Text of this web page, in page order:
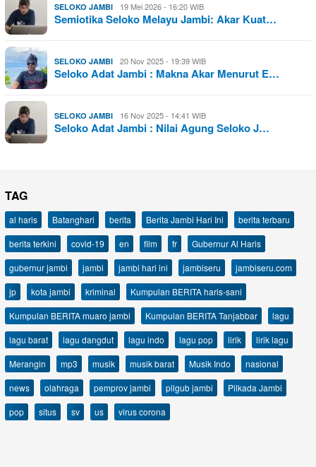
SELOKO JAMBI 19 Mei 2026 - 16:20 WIB
Semiotika Seloko Melayu Jambi: Akar Kuat…
SELOKO JAMBI 20 Nov 2025 - 19:39 WIB
Seloko Adat Jambi : Makna Akar Menurut E…
SELOKO JAMBI 16 Nov 2025 - 14:41 WIB
Seloko Adat Jambi : Nilai Agung Seloko J…
TAG
al haris Batanghari berita Berita Jambi Hari Ini
berita terbaru
berita terkini
covid-19 en film fr
Gubernur Al Haris
gubernur jambi
jambi jambi hari ini jambiseru
jambiseru.com
jp
kota jambi kriminal
Kumpulan BERITA haris-sani
Kumpulan BERITA muaro jambi
Kumpulan BERITA Tanjabbar
lagu
lagu barat
lagu dangdut lagu indo lagu pop lirik
lirik lagu
Merangin
mp3 musik musik barat Musik Indo
nasional
news
olahraga pemprov jambi pilgub jambi
Pilkada Jambi
pop
situs sv us virus corona